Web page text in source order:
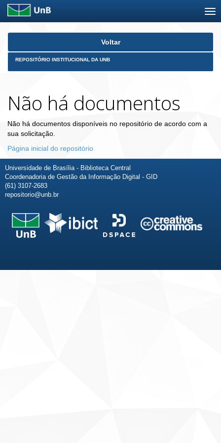
Skip
Voltar
REPOSITÓRIO INSTITUCIONAL DA UNB
Não há documentos
Não há documentos disponíveis no repositório de acordo com a
sua solicitação.
Página inicial do repositório
Universidade de Brasília - Biblioteca Central
Coordenadoria de Gestão da Informação Digital - GID
(61) 3107-2683
repositorio@unb.br